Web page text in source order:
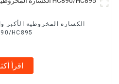
الكسارة المخروطية الأكبر
HC895
اقرأ